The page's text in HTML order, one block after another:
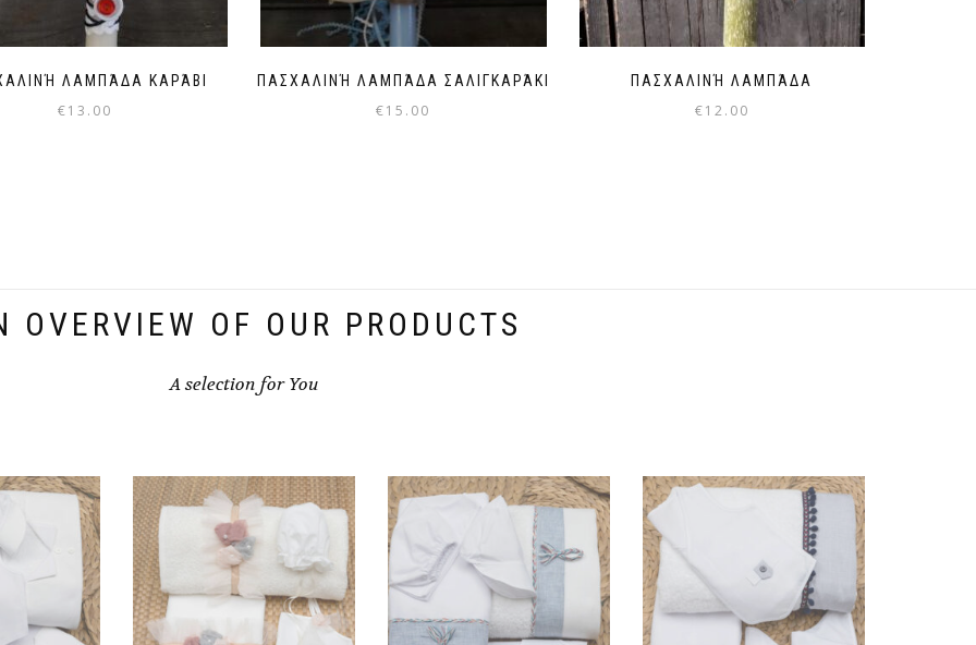
ΛΑΜΠΆΔΑ ΚΑΡΆΒΙ
€13.00
ΠΑΣΧΑΛΙΝΉ ΛΑΜΠΆΔΑ ΣΑΛΙΓΚΑΡΆΚΙ
€15.00
ΠΑΣΧΑΛΙΝΉ ΛΑΜΠΆΔΑ
€12.00
OVERVIEW OF OUR PRODUCTS
A selection for You